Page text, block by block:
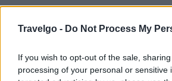
Travelgo - Do Not Process My
If you wish to opt-out of the sale,
processing of your personal or sensitive